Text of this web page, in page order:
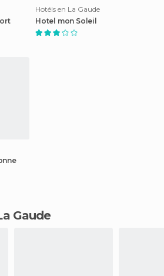
Hotéis en La Gaude
Hotel mon Soleil
Gaude